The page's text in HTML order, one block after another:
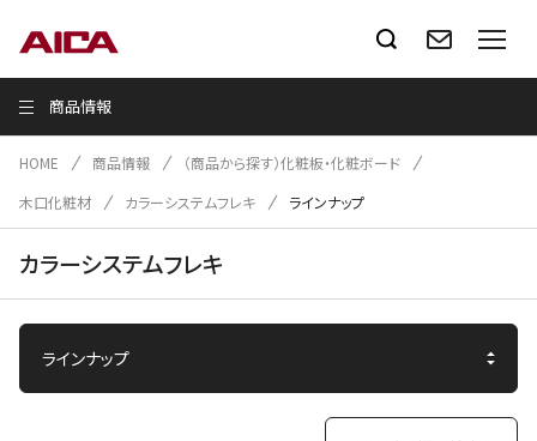
商品情報
HOME 商品情報
（商品から探す）化粧板・化粧ボード
木口化粧材
カラーシステムフレキ ラインナップ
カラーシステムフレキ